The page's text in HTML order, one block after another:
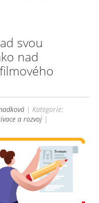
svou
nad
| Kategorie:
a rozvoj |